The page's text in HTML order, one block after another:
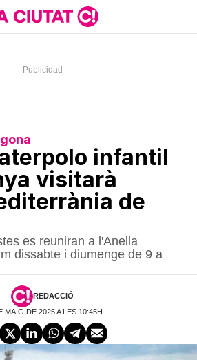
infantil
visitarà
de
es reuniran a l'Anella
dissabte i diumenge de 9 a
REDACCIÓ
MAIG DE 2025 A LES 10:45H